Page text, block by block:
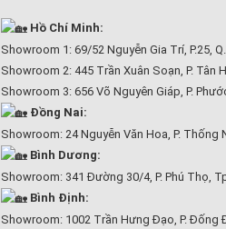
Hồ Chí Minh:
Showroom 1: 69/52 Nguyễn Gia Trí, P.25,
Showroom 2: 445 Trần Xuân Soạn, P. Tân
Showroom 3: 656 Võ Nguyên Giáp, P.
Đồng Nai:
Showroom: 24 Nguyễn Văn Hoa, P. Thống
Bình Dương:
Showroom: 341 Đường 30/4, P. Phú Thọ,
Bình Định:
Showroom: 1002 Trần Hưng Đạo, P. Đống